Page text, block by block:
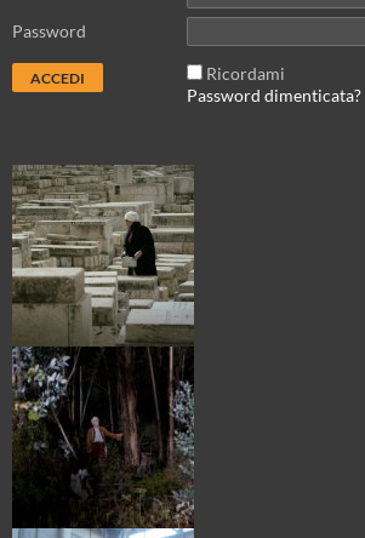
Password
Ricordami
Password dimenticata?